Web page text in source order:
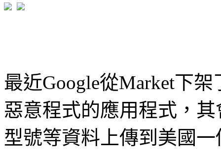
最近Google從Market下
惡意程式的應用程式，
型號等資料上傳到美國